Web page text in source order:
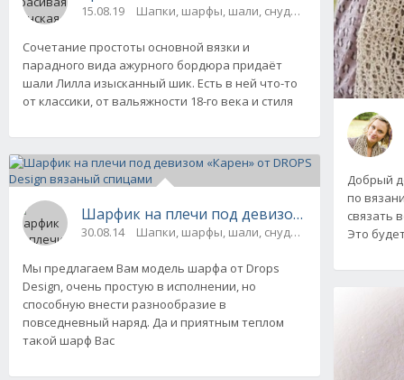
15.08.19 Шапки, шарфы, шали, снуды и палантины
Сочетание простоты основной вязки и
парадного вида ажурного бордюра придаёт
шали Лилла изысканный шик. Есть в ней что-то
от классики, от вальяжности 18-го века и стиля
Шарфик на плечи под девизом «Карен» от
30.08.14 Шапки, шарфы, шали, снуды и палантины
Мы предлагаем Вам модель шарфа от Drops
Design, очень простую в исполнении, но
способную внести разнообразие в
повседневный наряд. Да и приятным теплом
такой шарф Вас
Добрый
по
связать
Это